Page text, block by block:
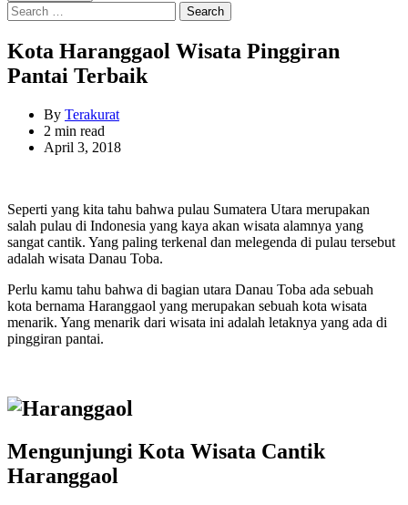
Search
for:
Kota Haranggaol Wisata Pinggiran
Pantai Terbaik
By Terakurat
Estimated
read
2 min read
April 3, 2018
Seperti yang kita tahu bahwa pulau Sumatera Utara merupakan
salah pulau di Indonesia yang kaya akan wisata alamnya yang
sangat cantik. Yang paling terkenal dan melegenda di pulau tersebut
adalah wisata Danau Toba.
Perlu kamu tahu bahwa di bagian utara Danau Toba ada sebuah
kota bernama Haranggaol yang merupakan sebuah kota wisata
menarik. Yang menarik dari wisata ini adalah letaknya yang ada di
pinggiran pantai.
Mengunjungi Kota Wisata Cantik
Haranggaol